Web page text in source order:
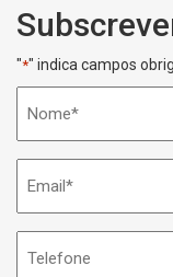
"*" indica campos